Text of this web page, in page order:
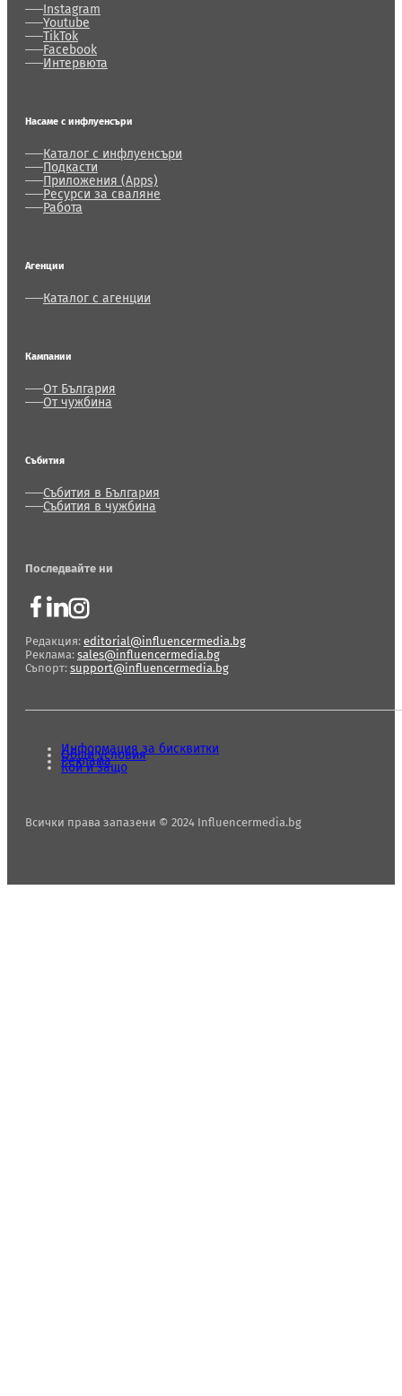
Instagram
Youtube
TikTok
Facebook
Интервюта
Насаме с инфлуенсъри
Каталог с инфлуенсъри
Подкасти
Приложения (Apps)
Ресурси за сваляне
Работа
Агенции
Каталог с агенции
Кампании
От България
От чужбина
Събития
Събития в България
Събития в чужбина
Последвайте ни
Редакция: editorial@influencermedia.bg
Реклама: sales@influencermedia.bg
Съпорт: support@influencermedia.bg
Всички права запазени © 2024 Influencermedia.bg
Информация за бисквитки
Общи условия
Реклама
Кой и защо